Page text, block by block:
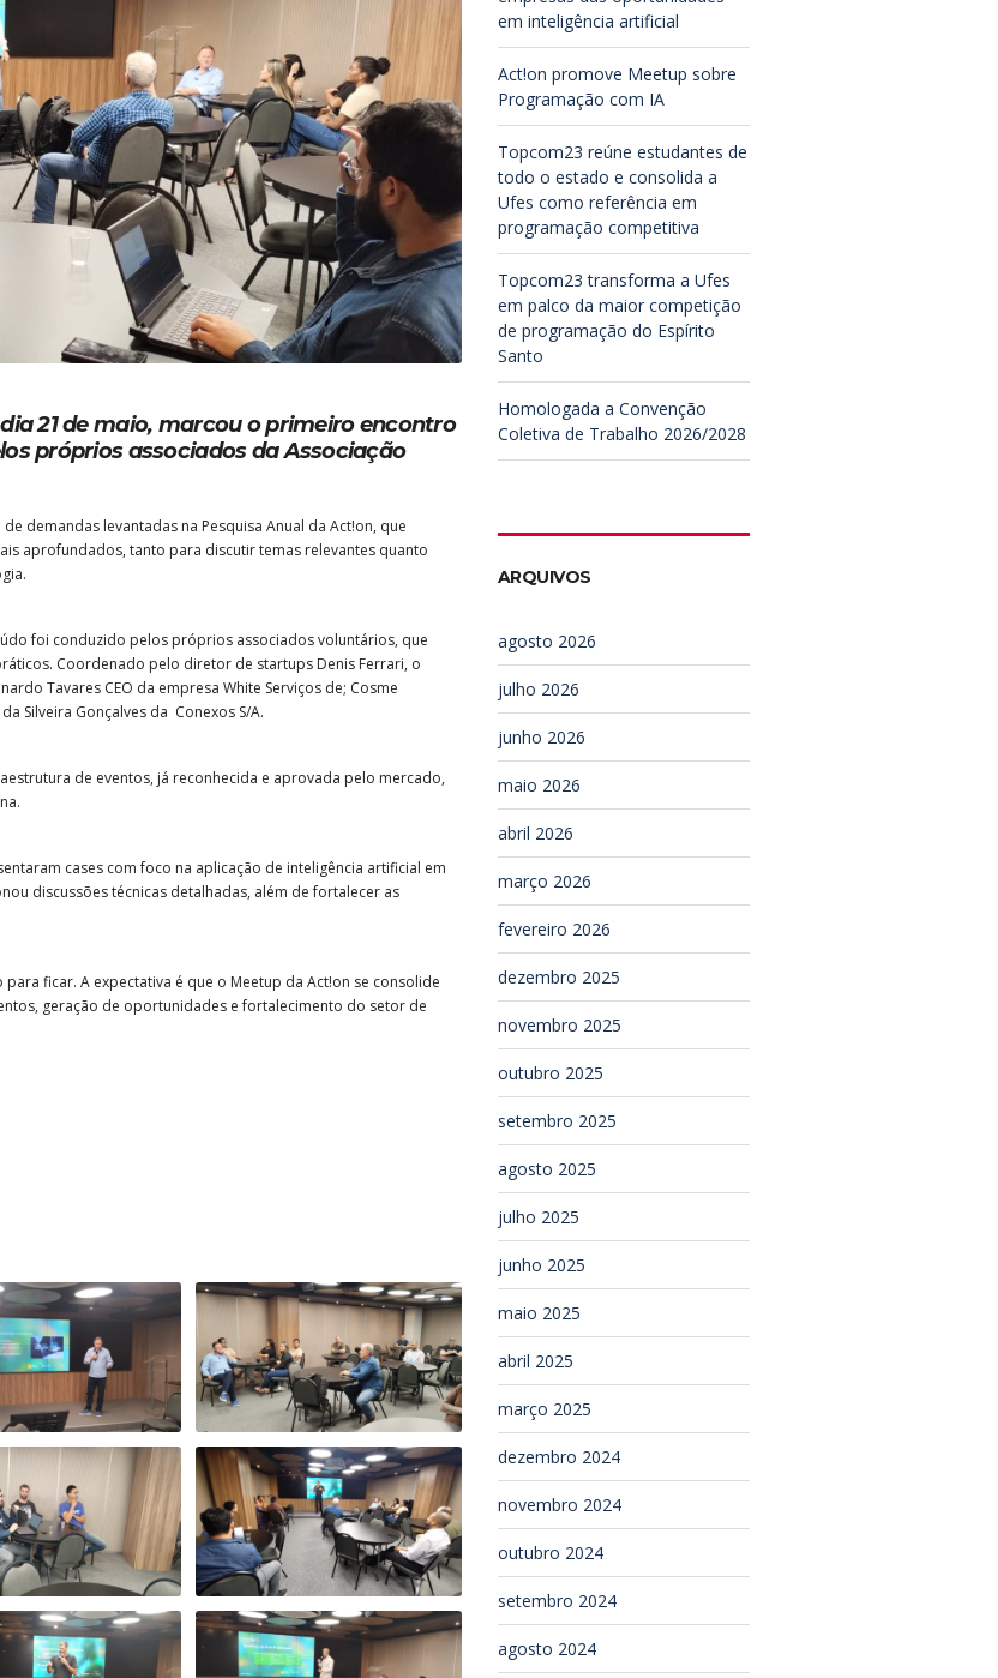
21 de maio, marcou o primeiro encontro
próprios associados da Associação
demandas levantadas na Pesquisa Anual da Act!on, que
aprofundados, tanto para discutir temas relevantes quanto
foi conduzido pelos próprios associados voluntários, que
Coordenado pelo diretor de startups Denis Ferrari, o
Tavares CEO da empresa White Serviços de; Cosme
Silveira Gonçalves da Conexos S/A.
de eventos, já reconhecida e aprovada pelo mercado,
cases com foco na aplicação de inteligência artificial em
discussões técnicas detalhadas, além de fortalecer as
ficar. A expectativa é que o Meetup da Act!on se consolide
geração de oportunidades e fortalecimento do setor de
em inteligência artificial
Act!on promove Meetup sobre
Programação com IA
Topcom23 reúne estudantes de
todo o estado e consolida a
Ufes como referência em
programação competitiva
Topcom23 transforma a Ufes
em palco da maior competição
de programação do Espírito
Santo
Homologada a Convenção
Coletiva de Trabalho 2026/2028
ARQUIVOS
agosto 2026
julho 2026
junho 2026
maio 2026
abril 2026
março 2026
fevereiro 2026
dezembro 2025
novembro 2025
outubro 2025
setembro 2025
agosto 2025
julho 2025
junho 2025
maio 2025
abril 2025
março 2025
dezembro 2024
novembro 2024
outubro 2024
setembro 2024
agosto 2024